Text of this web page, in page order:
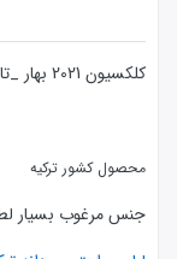
کلکسیون 2021 بهار _تابستان Berland
محصول کشور ترکیه
جنس مرغوب بسیار